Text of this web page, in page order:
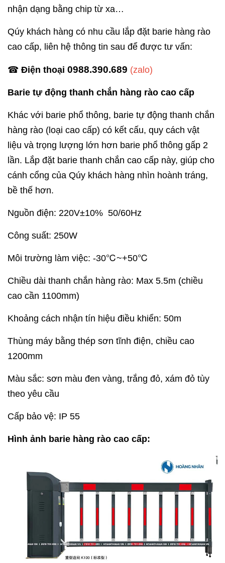
nhận dạng bằng chip từ xa…
Qúy khách hàng có nhu cầu lắp đặt barie hàng rào
cao cấp, liên hệ thông tin sau để được tư vấn:
☎ Điện thoại 0988.390.689 (zalo)
Barie tự động thanh chắn hàng rào cao cấp
Khác với barie phổ thông, barie tự động thanh chắn
hàng rào (loại cao cấp) có kết cấu, quy cách vật
liệu và trọng lượng lớn hơn barie phổ thông gấp 2
lần. Lắp đặt barie thanh chắn cao cấp này, giúp cho
cánh cổng của Qúy khách hàng nhìn hoành tráng,
bề thế hơn.
Nguồn điện: 220V±10% 50/60Hz
Công suất: 250W
Môi trường làm việc: -30℃~+50℃
Chiều dài thanh chắn hàng rào: Max 5.5m (chiều
cao cần 1100mm)
Khoảng cách nhận tín hiệu điều khiển: 50m
Thùng máy bằng thép sơn tĩnh điện, chiều cao
1200mm
Màu sắc: sơn màu đen vàng, trắng đỏ, xám đỏ tùy
theo yêu cầu
Cấp bảo vệ: IP 55
Hình ảnh barie hàng rào cao cấp: